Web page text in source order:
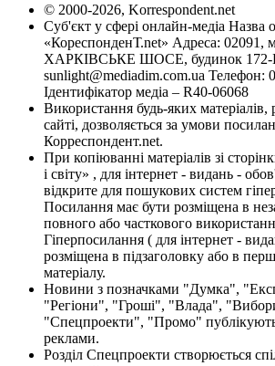
© 2000-2026, Korrespondent.net
Суб'єкт у сфері онлайн-медіа Назва
«КореспонденТ.net» Адреса: 02091,
ХАРКІВСЬКЕ ШОСЕ, будинок 172-
sunlight@mediadim.com.ua Телефон:
Ідентифікатор медіа – R40-06068
Використання будь-яких
сайті, дозволяється за умови
Корреспондент.net.
При копіюванні матеріалів зі
і світу» , для інтернет - видань -
відкрите для пошукових систем
Посилання має бути розміщена в
повного або часткового
Гіперпосилання ( для інтернет -
розміщена в підзаголовку або в
матеріалу.
Новини з позначками "Думка",
"Регіони", "Гроші", "Влада",
"Спецпроекти", "Промо"
реклами.
Розділ Спецпроекти створюється